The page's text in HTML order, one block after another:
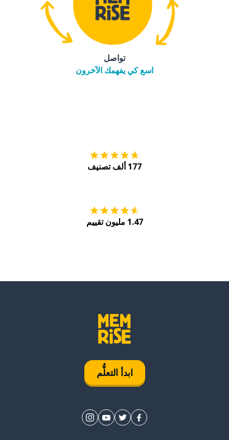
تواصل
اسع كي يفهمك الآخرون
177 ألف تصنيف
1.47 مليون تقييم
ابدأ التعلُّم